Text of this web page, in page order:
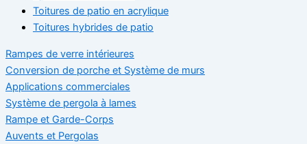
Toitures de patio en acrylique
Toitures hybrides de patio
Rampes de verre intérieures
Conversion de porche et Système de murs
Applications commerciales
Système de pergola à lames
Rampe et Garde-Corps
Auvents et Pergolas